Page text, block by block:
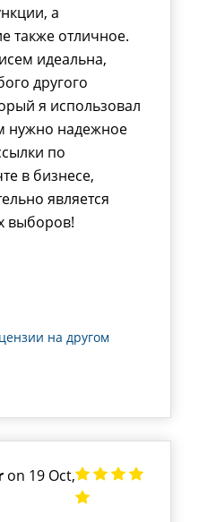
а
также отличное.
идеальна,
другого
я использовал
нужно надежное
по
в бизнесе,
является
выборов!
на другом
on 19 Oct,